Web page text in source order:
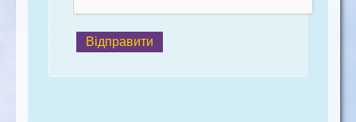
Відправити